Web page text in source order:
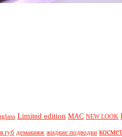
Limited edition MAC NEW LOOK
губ демакияж жидкие подводки